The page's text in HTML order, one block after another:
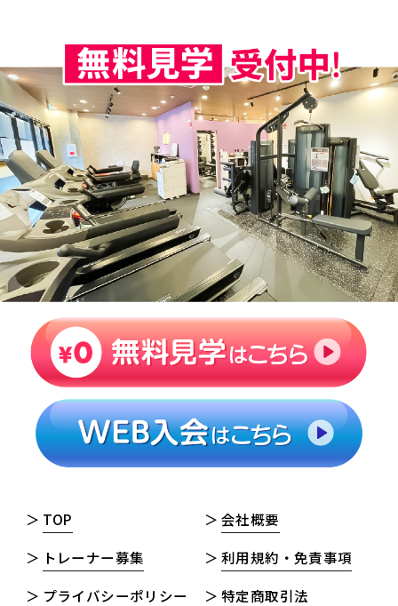
TOP
トレーナー募集
プライバシーポリシー
会社概要
利用規約・免責事項
特定商取引法